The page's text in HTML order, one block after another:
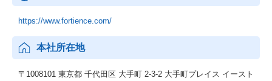
https://www.fortience.com/
本社所在地
〒1008101 東京都 千代田区 大手町 2-3-2 大手町プレイス イースト